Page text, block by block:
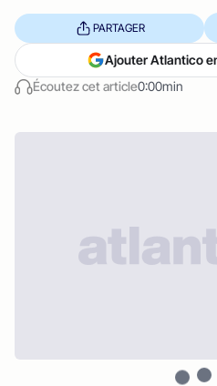
Écoutez cet article0:00min
PARTAGER
Ajouter Atlantico